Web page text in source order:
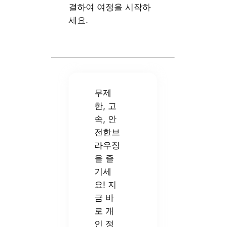
결하여 여정을 시작하
세요.
무제
한, 고
속, 안
전한브
라우징
을 즐
기세
요! 지
금 바
로 개
인 정